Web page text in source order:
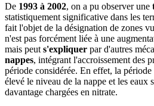
De 1993 à 2002, on a pu observer une
statistiquement significative dans les
fait l'objet de la désignation de zones
n'est pas forcément liée à une
mais peut s'expliquer par d'autres
nappes, intégrant l'accroissement des
période considérée. En effet, la
élevé le niveau de la nappe et les eaux
davantage chargées en nitrate.